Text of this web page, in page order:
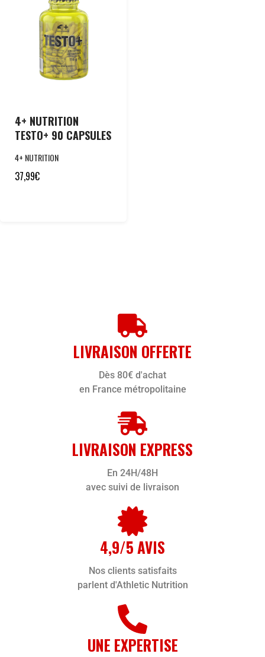
4+ NUTRITION
TESTO+ 90 CAPSULES
4+ NUTRITION
37,99€
LIVRAISON OFFERTE
Dès 80€ d'achat
en France métropolitaine
LIVRAISON EXPRESS
En 24H/48H
avec suivi de livraison
4,9/5 AVIS
Nos clients satisfaits
parlent d'Athletic Nutrition
UNE EXPERTISE